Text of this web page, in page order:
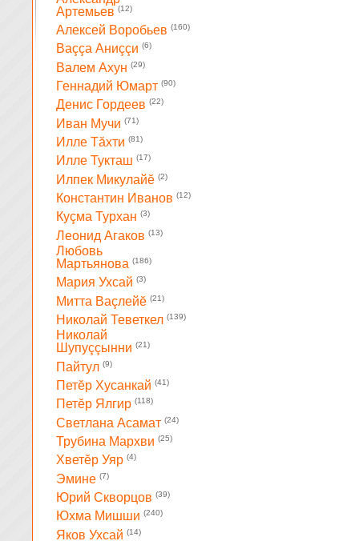
Артемьев (12)
Алексей Воробьев (160)
Ваççа Аниççи (6)
Валем Ахун (29)
Геннадий Юмарт (90)
Денис Гордеев (22)
Иван Мучи (71)
Илле Тăхти (81)
Илле Тукташ (17)
Илпек Микулайĕ (2)
Константин Иванов (12)
Куçма Турхан (3)
Леонид Агаков (13)
Любовь
Мартьянова (186)
Мария Ухсай (3)
Митта Ваçлейĕ (21)
Николай Теветкел (139)
Николай
Шупуççынни (21)
Пайтул (9)
Петĕр Хусанкай (41)
Петĕр Ялгир (118)
Светлана Асамат (24)
Трубина Мархви (25)
Хветĕр Уяр (4)
Эмине (7)
Юрий Скворцов (39)
Юхма Мишши (240)
Яков Ухсай (14)